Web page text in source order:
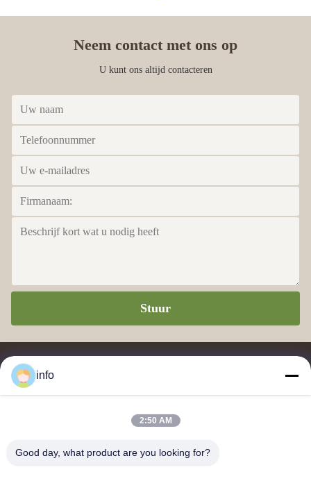
Neem contact met ons op
U kunt ons altijd contacteren
Stuur
ureumvormmassa, glaceerpoeder, melamineservies, melamineservies,
info
2:50 AM
Good day, what product are you looking for?